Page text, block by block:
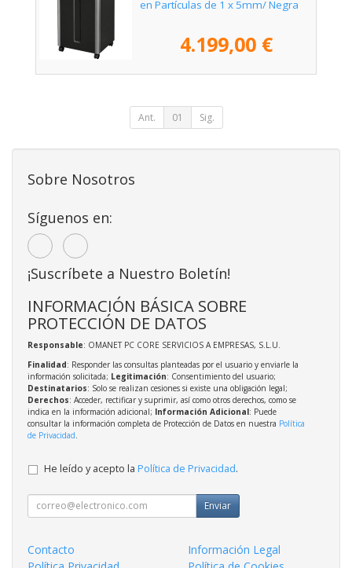
en Partículas de 1 x 5mm/ Negra
4.199,00 €
Ant. 01 Sig.
Sobre Nosotros
Síguenos en:
¡Suscríbete a Nuestro Boletín!
INFORMACIÓN BÁSICA SOBRE
PROTECCIÓN DE DATOS
Responsable: OMANET PC CORE SERVICIOS A EMPRESAS, S.L.U.
Finalidad: Responder las consultas planteadas por el usuario y enviarle la
información solicitada; Legitimación: Consentimiento del usuario;
Destinatarios: Solo se realizan cesiones si existe una obligación legal;
Derechos: Acceder, rectificar y suprimir, así como otros derechos, como se
indica en la información adicional; Información Adicional: Puede
consultar la información completa de Protección de Datos en nuestra Política
de Privacidad
He leído y acepto la Política de Privacidad.
Enviar
Contacto
Información Legal